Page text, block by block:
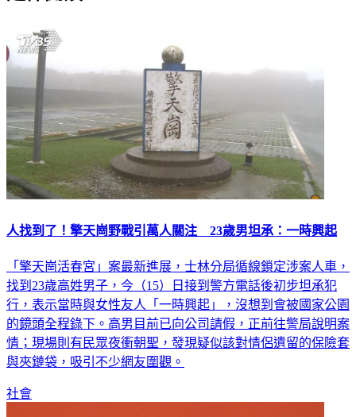
「擎天崗活春宮」案最新進展，士林分局循線鎖定涉案人車，
找到23歲高姓男子，今（15）日接到警方電話後初步坦承犯
行，表示當時與女性友人「一時興起」，沒想到會被國家公園
的鏡頭全程錄下。高男目前已向公司請假，正前往警局說明案
情；現場則有民眾夜衝朝聖，發現疑似該對情侶遺留的保險套